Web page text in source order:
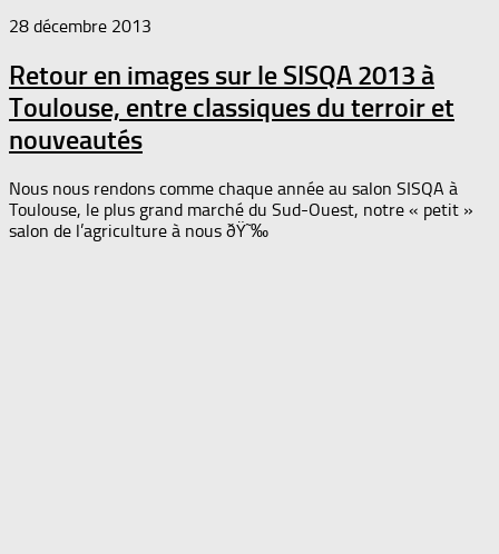
28 décembre 2013
Retour en images sur le SISQA 2013 à
Toulouse, entre classiques du terroir et
nouveautés
Nous nous rendons comme chaque année au salon SISQA à
Toulouse, le plus grand marché du Sud-Ouest, notre « petit »
salon de l’agriculture à nous ðŸ˜‰